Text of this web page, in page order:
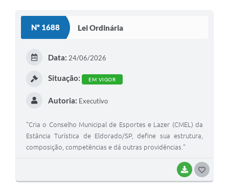
Nº 1688 Lei Ordinária
BAIXAR
Data: 24/06/2026
Situação: EM VIGOR
Autoria: Executivo
"Cria o Conselho Municipal de Esportes e Lazer (CMEL) da
Estância Turística de Eldorado/SP, define sua estrutura,
composição, competências e dá outras providências."